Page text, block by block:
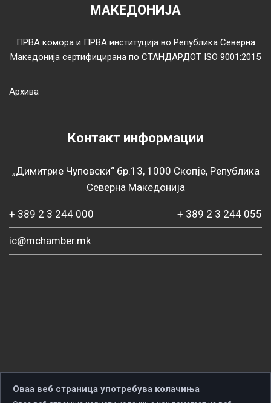
МАКЕДОНИЈА
ПРВА комора и ПРВА институција во Република Северна
Македонија сертифицирана по СТАНДАРДОТ ISO 9001:2015
Архива
Контакт информации
„Димитрие Чуповски“ бр.13, 1000 Скопје, Република
Северна Македонија
+ 389 2 3 244 000 + 389 2 3 244 055
ic@mchamber.mk
Оваа веб страница употребува колачиња